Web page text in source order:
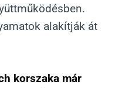
alakítják át
korszaka már